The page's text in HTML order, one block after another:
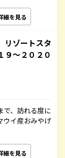
細を見る
ゾートスタ
～２０２０
で、訪れる度に
ウイ産おみやげ
細を見る